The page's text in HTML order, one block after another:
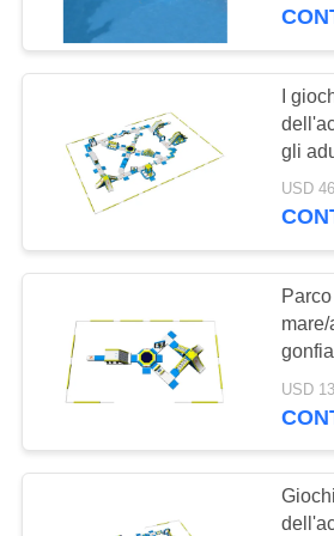
FABBRICA
CONTROLLO
QUALITÀ
RICHIEDA
UNA
CITAZIONE
MAPPA
Trampolino
gonfiabile
Singoli sport
acquatici
I
gli
mare/
con il